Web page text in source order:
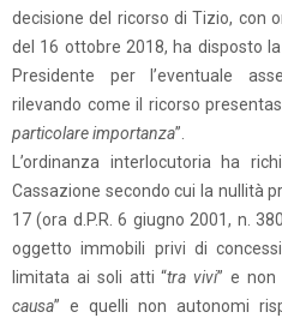
decisione del ricorso di Tizio, con
del 16 ottobre 2018, ha disposto
Presidente per l’eventuale
rilevando come il ricorso
particolare importanza”.
L’ordinanza interlocutoria ha
Cassazione secondo cui la nullità
17 (ora d.P.R. 6 giugno 2001, n.
oggetto immobili privi di
limitata ai soli atti “tra vivi” e non
causa” e quelli non autonomi